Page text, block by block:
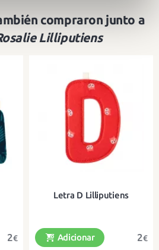
compraron junto a
Lilliputiens
2€
Letra D Lilliputiens
2€
Adicionar